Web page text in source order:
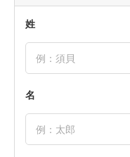
姓
名